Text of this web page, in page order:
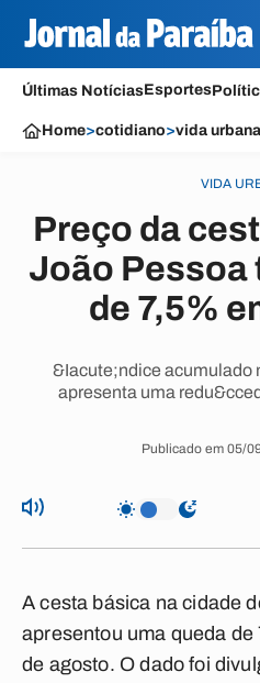
Últimas NotíciasEsportes
Home>cotidiano>vida urbana
VIDA
Preço da
João Pessoa
de 7,5%
&Iacute;ndice acumulado
apresenta uma
Publicado em 05/
A cesta básica na cidade
apresentou uma queda
de agosto. O dado foi